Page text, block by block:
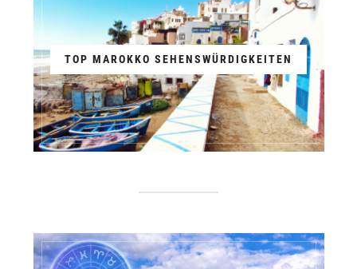
TOP MAROKKO SEHENSWÜRDIGKEITEN